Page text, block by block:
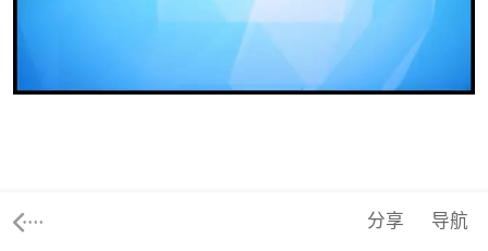
有的人说艺术为了生活，为了艺术，其实这个也代表了我们
导航
分享